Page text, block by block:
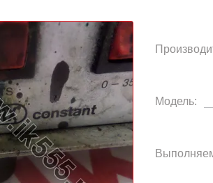
Модель: